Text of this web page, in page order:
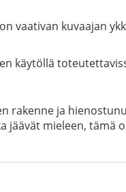
vaativan kuvaajan
käytöllä
rakenne ja
jäävät mieleen, tämä